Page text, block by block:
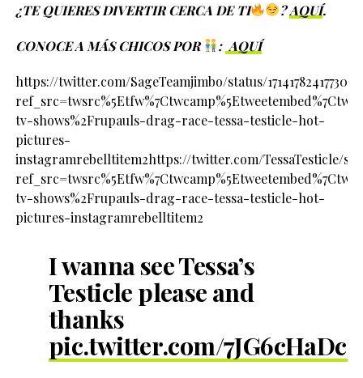
¿TE QUIERES DIVERTIR CERCA DE TI ?AQUÍ.
CONOCE A MÁS CHICOS POR : AQUÍ
https://twitter.com/SageTeamjimbo/status/
tv-shows%2Frupauls-drag-race-tessa-testicle-hot-
pictures-
instagramrebelltitem2https://twitter.com/TessaTesticle/
tv-shows%2Frupauls-drag-race-tessa-testicle-hot-
pictures-instagramrebelltitem2
I wanna see Tessa’s
Testicle please and
thanks
pic.twitter.com/7JG6cHaDcC